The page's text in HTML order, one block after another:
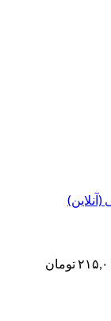
تومان